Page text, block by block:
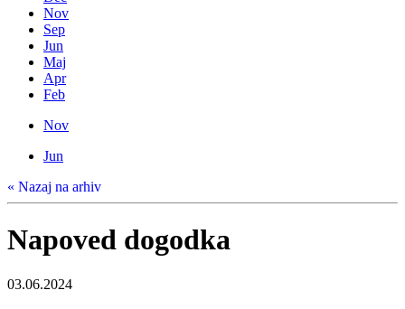
Nov
Sep
Jun
Maj
Apr
Feb
Nov
Jun
« Nazaj na arhiv
Napoved dogodka
03.06.2024